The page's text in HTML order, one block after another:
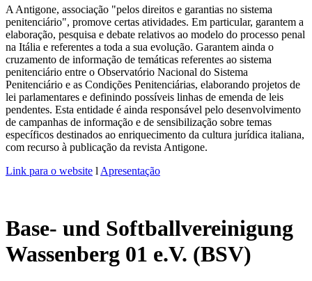
A Antigone, associação "pelos direitos e garantias no sistema
penitenciário", promove certas atividades. Em particular, garantem a
elaboração, pesquisa e debate relativos ao modelo do processo penal
na Itália e referentes a toda a sua evolução. Garantem ainda o
cruzamento de informação de temáticas referentes ao sistema
penitenciário entre o Observatório Nacional do Sistema
Penitenciário e as Condições Penitenciárias, elaborando projetos de
lei parlamentares e definindo possíveis linhas de emenda de leis
pendentes. Esta entidade é ainda responsável pelo desenvolvimento
de campanhas de informação e de sensibilização sobre temas
específicos destinados ao enriquecimento da cultura jurídica italiana,
com recurso à publicação da revista Antigone.
Link para o website l Apresentação
Base- und Softballvereinigung
Wassenberg 01 e.V. (BSV)